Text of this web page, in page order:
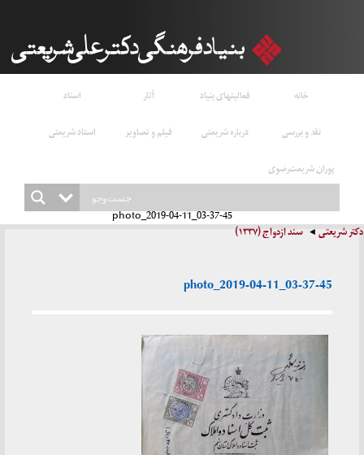
خانه فعالیتهای بنیاد آثار
اسناد
نقد و بررسی
درباره شریعتی فیلم و تصاویر
استاد شریعتی
پوران شریعت‌رضوی
دکتر شریعتی سند ازدواج (۱۳۳۷)
photo_2019-04-11_03-37-45
photo_2019-04-11_03-37-45